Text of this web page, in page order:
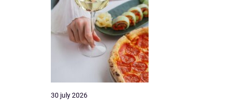
30 july 2026